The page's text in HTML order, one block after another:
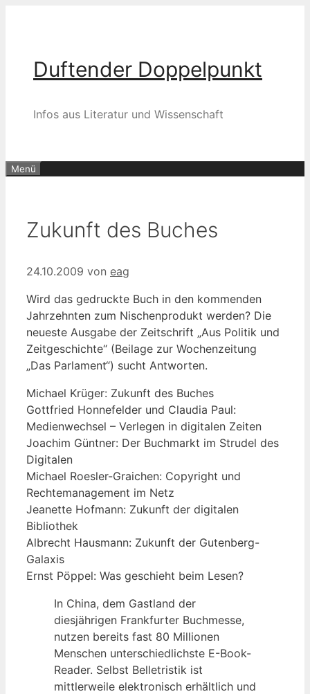
Duftender Doppelpunkt
Infos aus Literatur und Wissenschaft
Menü
Zukunft des Buches
24.10.2009 von eag
Wird das gedruckte Buch in den kommenden
Jahrzehnten zum Nischenprodukt werden? Die
neueste Ausgabe der Zeitschrift „Aus Politik und
Zeitgeschichte“ (Beilage zur Wochenzeitung
„Das Parlament“) sucht Antworten.
Michael Krüger: Zukunft des Buches
Gottfried Honnefelder und Claudia Paul:
Medienwechsel – Verlegen in digitalen Zeiten
Joachim Güntner: Der Buchmarkt im Strudel des
Digitalen
Michael Roesler-Graichen: Copyright und
Rechtemanagement im Netz
Jeanette Hofmann: Zukunft der digitalen
Bibliothek
Albrecht Hausmann: Zukunft der Gutenberg-
Galaxis
Ernst Pöppel: Was geschieht beim Lesen?
In China, dem Gastland der
diesjährigen Frankfurter Buchmesse,
nutzen bereits fast 80 Millionen
Menschen unterschiedlichste E-Book-
Reader. Selbst Belletristik ist
mittlerweile elektronisch erhältlich und